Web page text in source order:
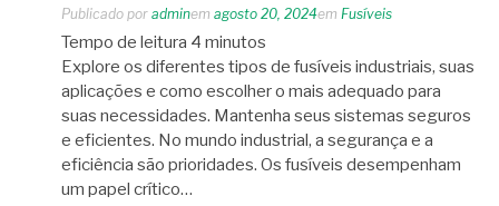
Publicado por adminem agosto 20, 2024em Fusíveis
Tempo de leitura 4 minutos
Explore os diferentes tipos de fusíveis industriais, suas
aplicações e como escolher o mais adequado para
suas necessidades. Mantenha seus sistemas seguros
e eficientes. No mundo industrial, a segurança e a
eficiência são prioridades. Os fusíveis desempenham
um papel crítico…